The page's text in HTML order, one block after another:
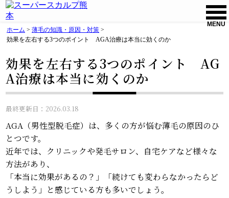
MENU
ホーム >薄毛の知識・原因・対策 >
効果を左右する3つのポイント AGA治療は本当に効くのか
効果を左右する3つのポイント AG
A治療は本当に効くのか
最終更新日：2026.03.18
AGA（男性型脱毛症）は、多くの方が悩む薄毛の原因のひ
とつです。
近年では、クリニックや発毛サロン、自宅ケアなど様々な
方法があり、
「本当に効果があるの？」「続けても変わらなかったらど
うしよう」と感じている方も多いでしょう。